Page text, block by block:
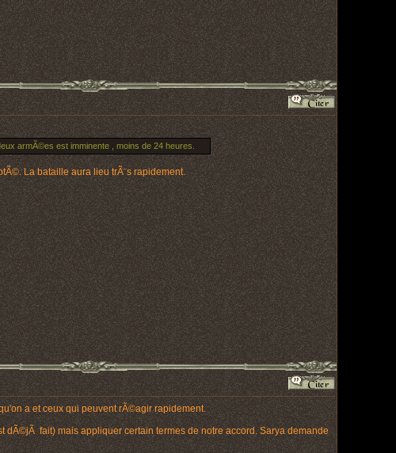
armÃ©es est imminente , moins de 24 heures.
La bataille aura lieu trÃ¨s rapidement.
a et ceux qui peuvent rÃ©agir rapidement.
fait) mais appliquer certain termes de notre accord. Sarya demande